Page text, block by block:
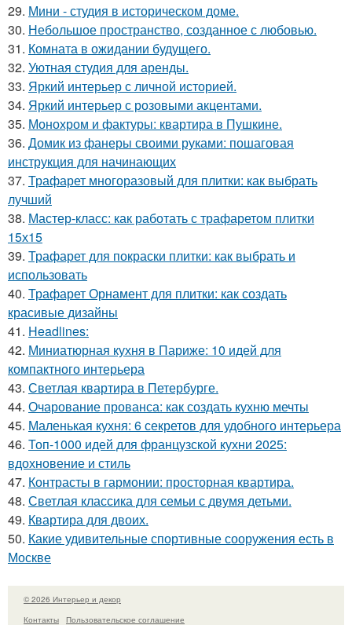
29. Мини - студия в историческом доме.
30. Небольшое пространство, созданное с любовью.
31. Комната в ожидании будущего.
32. Уютная студия для аренды.
33. Яркий интерьер с личной историей.
34. Яркий интерьер с розовыми акцентами.
35. Монохром и фактуры: квартира в Пушкине.
36. Домик из фанеры своими руками: пошаговая
инструкция для начинающих
37. Трафарет многоразовый для плитки: как выбрать
лучший
38. Мастер-класс: как работать с трафаретом плитки
15х15
39. Трафарет для покраски плитки: как выбрать и
использовать
40. Трафарет Орнамент для плитки: как создать
красивые дизайны
41. Headlines:
42. Миниатюрная кухня в Париже: 10 идей для
компактного интерьера
43. Светлая квартира в Петербурге.
44. Очарование прованса: как создать кухню мечты
45. Маленькая кухня: 6 секретов для удобного интерьера
46. Топ-1000 идей для французской кухни 2025:
вдохновение и стиль
47. Контрасты в гармонии: просторная квартира.
48. Светлая классика для семьи с двумя детьми.
49. Квартира для двоих.
50. Какие удивительные спортивные сооружения есть в
Москве
© 2026 Интерьер и декор
Контакты
Пользовательское соглашение